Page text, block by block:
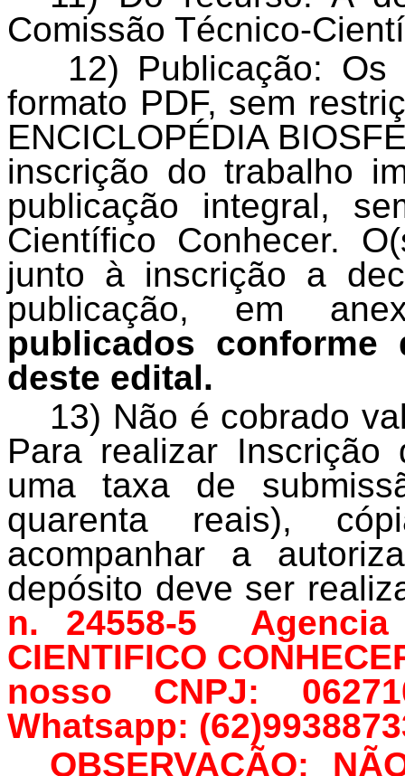
Comissão Técnico-
12) Publicação:
formato PDF, sem
ENCICLOPÉDIA
inscrição do trabalho
publicação integral,
Científico Conhecer.
junto à inscrição a
publicação, em
publicados
deste edital.
13) Não é cobrado
Para realizar
uma taxa de
quarenta reais),
acompanhar a
depósito deve ser
n. 24558-5 Agencia
CIENTIFICO
nosso CNPJ:
Whatsapp:
OBSERVAÇÃO: